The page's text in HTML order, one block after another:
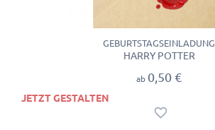
GEBURTSTAGSEINLADUNG
HARRY POTTER
ab 0,50 €
JETZT GESTALTEN